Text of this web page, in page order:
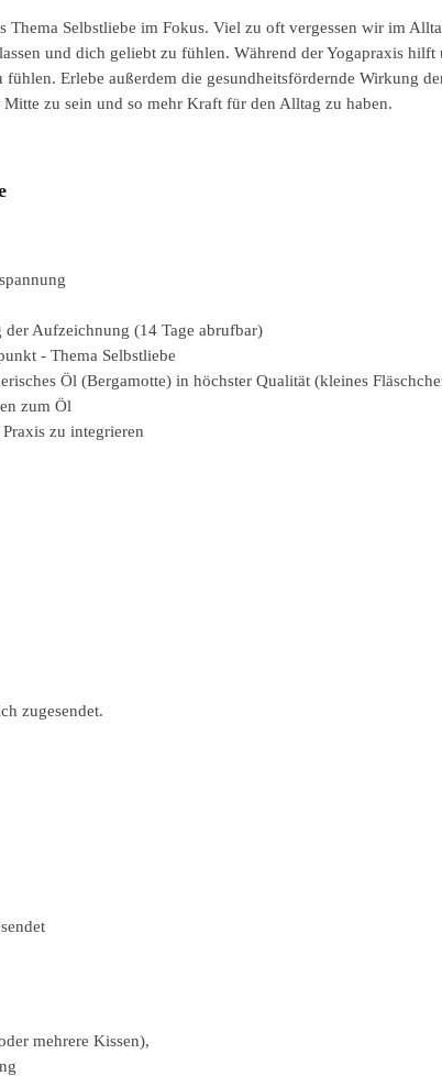
Thema Selbstliebe im Fokus. Viel zu oft vergessen wir im
und dich geliebt zu fühlen. Während der Yogapraxis
Erlebe außerdem die gesundheitsfördernde Wirkung
zu sein und so mehr Kraft für den Alltag zu haben.
Aufzeichnung (14 Tage abrufbar)
- Thema Selbstliebe
Öl (Bergamotte) in höchster Qualität (kleines
zum Öl
zu integrieren
zugesendet.
mehrere Kissen),